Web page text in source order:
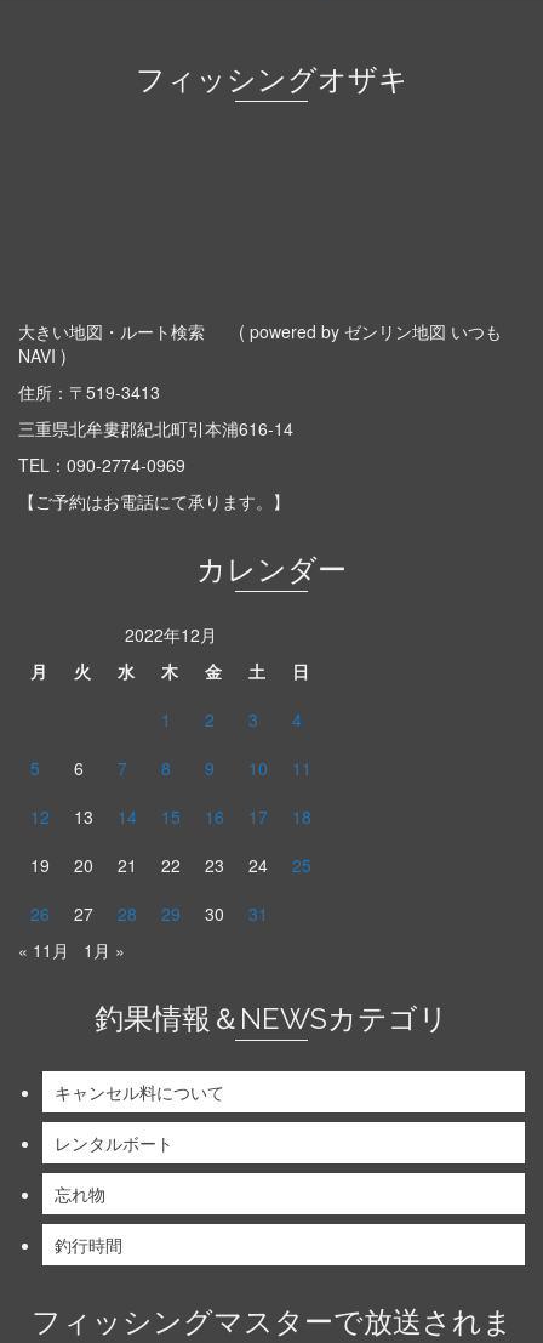
フィッシングオザキ
大きい地図・ルート検索
( powered by ゼンリン地図 いつも
NAVI )
住所：〒519-3413
三重県北牟婁郡紀北町引本浦616-14
TEL： 090-2774-0969
【ご予約はお電話にて承ります。】
カレンダー
2022年12月
月
火 水 木 金 土
日
1
2 3
4
5
6 7 8 9 10
11
12
13 14 15 16 17
18
19
20 21 22 23 24
25
26
27 28 29 30
31
« 11月
1月 »
釣果情報＆NEWSカテゴリ
キャンセル料について
レンタルボート
忘れ物
釣行時間
フィッシングマスターで放送されま